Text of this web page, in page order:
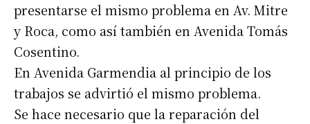
presentarse el mismo problema en Av. Mitre
y Roca, como así también en Avenida Tomás
Cosentino.
En Avenida Garmendia al principio de los
trabajos se advirtió el mismo problema.
Se hace necesario que la reparación del